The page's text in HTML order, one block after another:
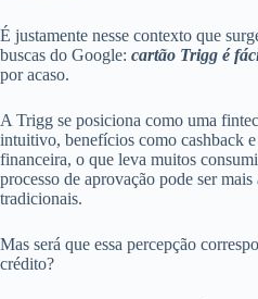
É justamente nesse contexto que
buscas do Google: cartão Trigg é
por acaso.
A Trigg se posiciona como uma
intuitivo, benefícios como cashback
financeira, o que leva muitos
processo de aprovação pode ser
tradicionais.
Mas será que essa percepção
crédito?